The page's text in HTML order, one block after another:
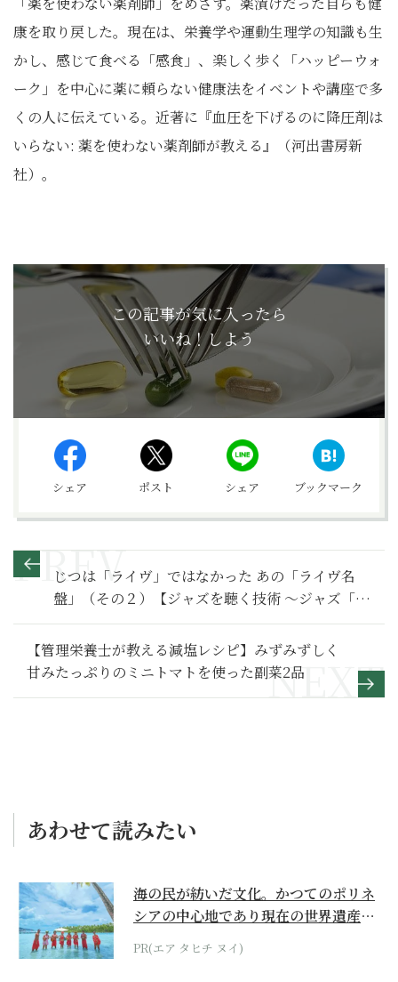
康を取り戻した。現在は、栄養学や運動生理学の知識も生
かし、感じて食べる「感食」、楽しく歩く「ハッピーウォ
ーク」を中心に薬に頼らない健康法をイベントや講座で多
くの人に伝えている。近著に『血圧を下げるのに降圧剤は
いらない: 薬を使わない薬剤師が教える』（河出書房新
社）。
この記事が気に入ったら
いいね！しよう
シェア ポスト シェア ブックマーク
じつは「ライヴ」ではなかった あの「ライヴ名
盤」（その２）【ジャズを聴く技術 〜ジャズ「プ
ロ・リスナー」への道53】
【管理栄養士が教える減塩レシピ】みずみずしく
甘みたっぷりのミニトマトを使った副菜2品
あわせて読みたい
海の民が紡いだ文化。かつてのポリネ
シアの中心地であり現在の世界遺産か
らみえてくる...
PR(エア タヒチ ヌイ)